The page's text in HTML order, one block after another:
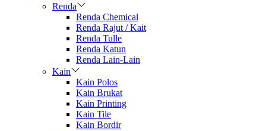
Renda
Renda Chemical
Renda Rajut / Kait
Renda Tulle
Renda Katun
Renda Lain-Lain
Kain
Kain Polos
Kain Brukat
Kain Printing
Kain Tile
Kain Bordir